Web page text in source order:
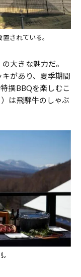
されている。
大きな魅力だ。
があり、夏季期間
撰BBQを楽しむこ
は飛騨牛のしゃぶ